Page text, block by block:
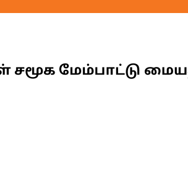
மேம்பாட்டு